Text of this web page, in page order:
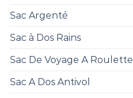
Sac Argenté
Sac à Dos Rains
Sac De Voyage A Roulette
Sac A Dos Antivol